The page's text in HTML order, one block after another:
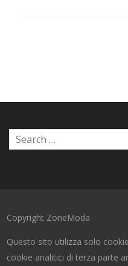
Copyright ZoneModa
Questo sito utilizza solo
cookie analitici di terza parte